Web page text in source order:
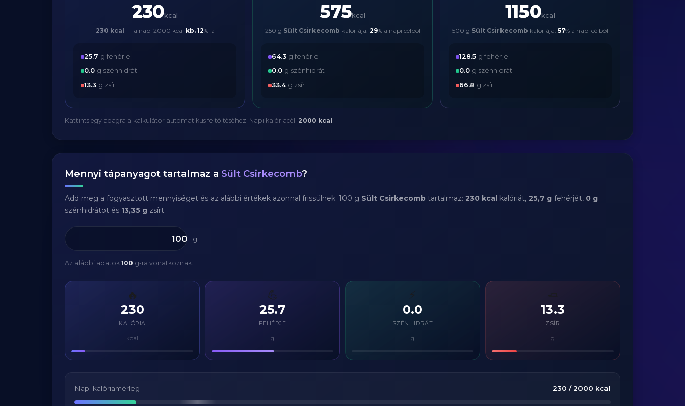
230kcal
230 kcal — a napi 2000 kcal kb. 12%-a
25.7 g fehérje
0.0 g szénhidrát
13.3 g zsír
575kcal
250 g Sült Csirkecomb kalóriája: 29% a napi célból
64.3 g fehérje
0.0 g szénhidrát
33.4 g zsír
1150kcal
500 g Sült Csirkecomb kalóriája: 57% a napi célból
128.5 g fehérje
0.0 g szénhidrát
66.8 g zsír
Kattints egy adagra a kalkulátor automatikus feltöltéséhez. Napi kalóriacél: 2000 kcal .
Mennyi tápanyagot tartalmaz a Sült Csirkecomb?
Add meg a fogyasztott mennyiséget és az alábbi értékek azonnal frissülnek. 100 g Sült Csirkecomb tartalmaz: 230 kcal kalóriát, 25,7 g fehérjét, 0 g
szénhidrátot és 13,35 g zsírt.
g
Az alábbi adatok 100 g-ra vonatkoznak.
🔥
230
KALÓRIA
kcal
💪
25.7
FEHÉRJE
g
⚡
0.0
SZÉNHIDRÁT
g
13.3
ZSÍR
g
Napi kalóriamérleg 230 / 2000 kcal